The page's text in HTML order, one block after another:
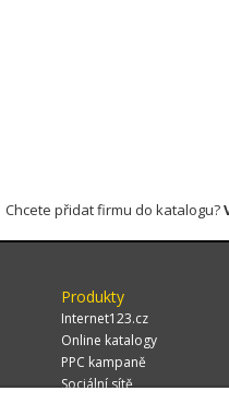
Chcete přidat firmu do katalogu?
Produkty
Internet123.cz
Online katalogy
PPC kampaně
Sociální sítě